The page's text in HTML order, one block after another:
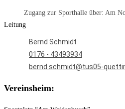
Zugang zur Sporthalle über: Am
Leitung
Bernd Schmidt
0176 - 43493934
bernd.schmidt@tus05-
Vereinsheim: